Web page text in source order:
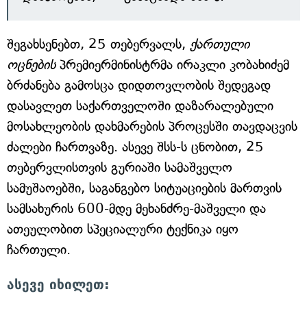
შეგახსენებთ, 25 თებერვალს, ქართული
ოცნებისპრემიერმინისტრმა ირაკლი კობახიძემ
ბრძანება გამოსცა დიდთოვლობის შედეგად
დასავლეთ საქართველოში დაზარალებული
მოსახლეობის დახმარების პროცესში თავდაცვის
ძალები ჩართვაზე. ასევე შსს-ს ცნობით, 25
თებერვლისთვის გურიაში სამაშველო
სამუშაოებში, საგანგებო სიტუაციების მართვის
სამსახურის 600-მდე მეხანძრე-მაშველი და
ათეულობით სპეციალური ტექნიკა იყო
ჩართული.
ასევე იხილეთ: